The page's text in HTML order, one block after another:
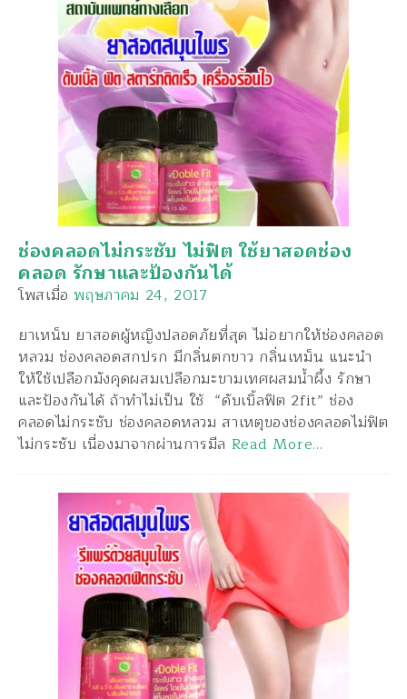
ช่องคลอดไม่กระชับ ไม่ฟิต ใช้ยาสอดช่อง
คลอด รักษาและป้องกันได้
โพสเมื่อ พฤษภาคม 24, 2017
ยาเหน็บ ยาสอดผู้หญิงปลอดภัยที่สุด ไม่อยากให้ช่องคลอด
หลวม ช่องคลอดสกปรก มีกลิ่นตกขาว กลิ่นเหม็น แนะนำ
ให้ใช้เปลือกมังคุดผสมเปลือกมะขามเทศผสมน้ำผึ้ง รักษา
และป้องกันได้ ถ้าทำไม่เป็น ใช้ “ดับเบิ้ลฟิต 2fit” ช่อง
คลอดไม่กระชับ ช่องคลอดหลวม สาเหตุของช่องคลอดไม่ฟิต
ไม่กระชับ เนื่องมาจากผ่านการมีล Read More…